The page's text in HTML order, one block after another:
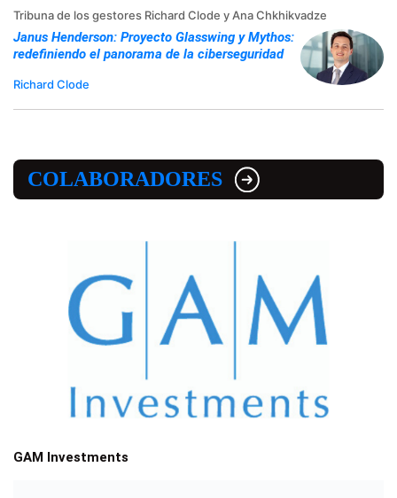
Tribuna de los gestores Richard Clode y Ana Chkhikvadze
Janus Henderson: Proyecto Glasswing y Mythos:
redefiniendo el panorama de la ciberseguridad
Richard Clode
COLABORADORES
GAM Investments